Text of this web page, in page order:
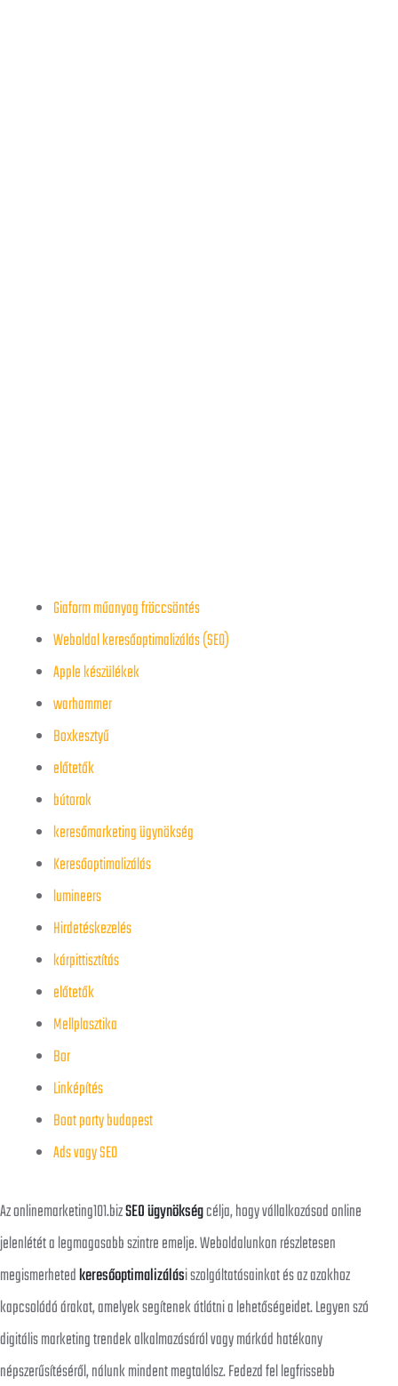
Giaform műanyag fröccsöntés
Weboldal keresőoptimalizálás (SEO)
Apple készülékek
warhammer
Boxkesztyű
előtetők
bútorok
keresőmarketing ügynökség
Keresőoptimalizálás
lumineers
Hirdetéskezelés
kárpittisztítás
előtetők
Mellplasztika
Bor
Linképítés
Boat party budapest
Ads vagy SEO
Az onlinemarketing101.bizSEO ügynökségcélja, hogy vállalkozásod online
jelenlétét a legmagasabb szintre emelje. Weboldalunkon részletesen
megismerhetedkeresőoptimalizálási szolgáltatásainkat és az azokhoz
kapcsolódó árakat, amelyek segítenek átlátni a lehetőségeidet. Legyen szó
digitális marketing trendek alkalmazásáról vagy márkád hatékony
népszerűsítéséről, nálunk mindent megtalálsz. Fedezd fel legfrissebb